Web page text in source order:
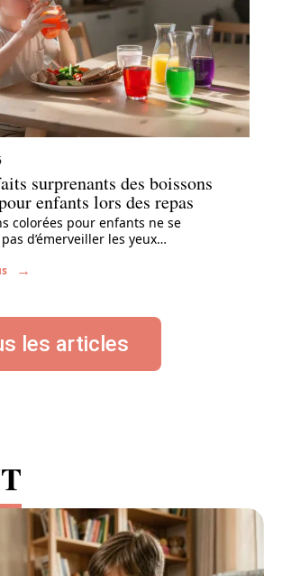
surprenants des boissons
enfants lors des repas
colorées pour enfants ne se
d’émerveiller les yeux…
les articles
les articles